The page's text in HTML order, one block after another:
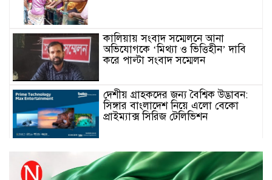
কালিয়ায় সংবাদ সম্মেলনে আনা
অভিযোগকে ‘মিথ্যা ও ভিত্তিহীন’ দাবি
করে পাল্টা সংবাদ সম্মেলন
দেশীয় গ্রাহকদের জন্য বৈশ্বিক উদ্ভাবন:
সিঙ্গার বাংলাদেশ নিয়ে এলো বেকো
প্রাইম্যাক্স সিরিজ টেলিভিশন
স্মার্টফোন ডিসপ্লেতে নতুন যুগ: ০ মিমি
বর্ডারলেস কনসেপ্ট আনল টেকনো